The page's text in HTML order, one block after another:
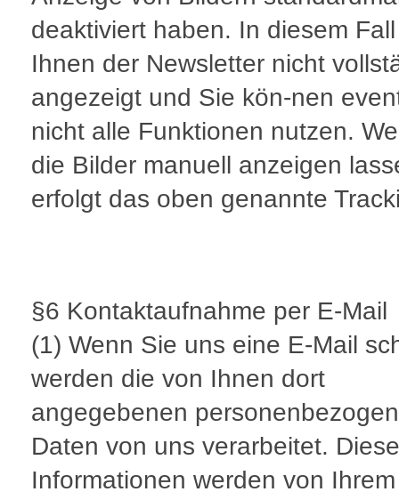
deaktiviert haben. In diesem
Ihnen der Newsletter nicht
angezeigt und Sie kön-nen
nicht alle Funktionen nutzen.
die Bilder manuell anzeigen
erfolgt das oben genannte
§6 Kontaktaufnahme per E-Mail
(1) Wenn Sie uns eine E-Mail
werden die von Ihnen dort
angegebenen
Daten von uns verarbeitet. Diese
Informationen werden von